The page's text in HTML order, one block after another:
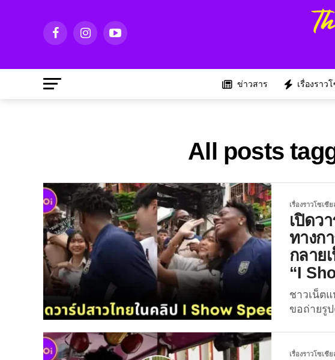
ข่าวสาร เรื่องราว
All posts
เรื่องราวโซเชี
เปิดว
ทางก
กลาย
“I
ชาวเน็ต
ขอถ่ายรูป
เยือนไทย
เรื่องราวโซเชี